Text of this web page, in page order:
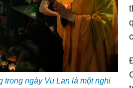
trong ngày Vu Lan là một nghi